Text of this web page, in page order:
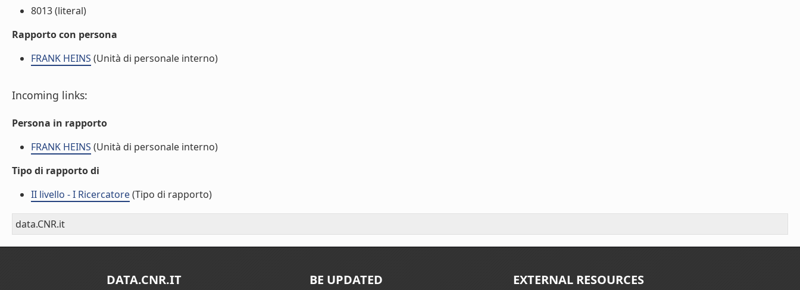
8013 (literal)
Rapporto con persona
FRANK HEINS (Unità di personale interno)
Incoming links:
Persona in rapporto
FRANK HEINS (Unità di personale interno)
Tipo di rapporto di
II livello - I Ricercatore(Tipo di rapporto)
data.CNR.it
DATA.CNR.IT BE UPDATED EXTERNAL RESOURCES